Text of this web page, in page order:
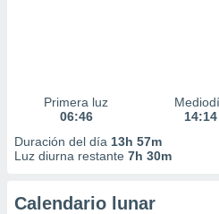
Primera luz
06:46
14:14
Duración del día 13h 57m
Luz diurna restante 7h 30m
Calendario lunar